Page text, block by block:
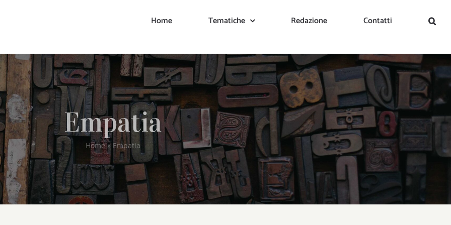
Home Tematiche Redazione Contatti
Empatia
Home» Empatia